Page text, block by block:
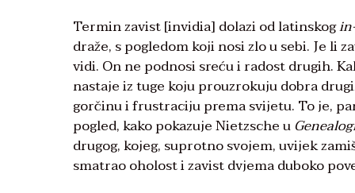
Termin zavist [invidia] dolazi od latinskog
draže, s pogledom koji nosi zlo u sebi. Je li
vidi. On ne podnosi sreću i radost drugih.
nastaje iz tuge koju prouzrokuju dobra
gorčinu i frustraciju prema svijetu. To je,
pogled, kako pokazuje Nietzsche u
drugog, kojeg, suprotno svojem, uvijek
smatrao oholost i zavist dvjema duboko